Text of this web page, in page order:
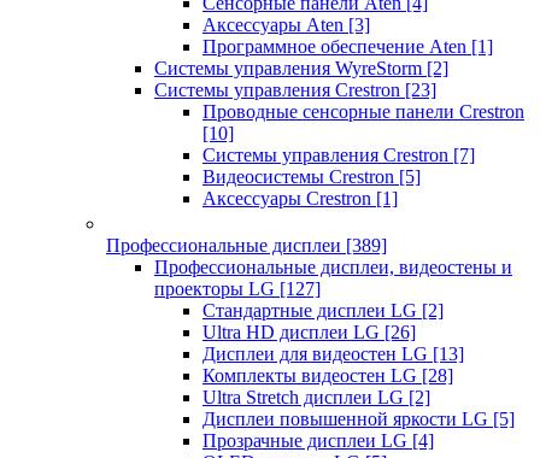
Аксессуары Aten [3]
Программное обеспечение Aten [1]
Системы управления WyreStorm [2]
Системы управления Crestron [23]
Проводные сенсорные панели Crestron
[10]
Системы управления Crestron [7]
Видеосистемы Crestron [5]
Аксессуары Crestron [1]
Профессиональные дисплеи [389]
Профессиональные дисплеи, видеостены и
проекторы LG [127]
Стандартные дисплеи LG [2]
Ultra HD дисплеи LG [26]
Дисплеи для видеостен LG [13]
Комплекты видеостен LG [28]
Ultra Stretch дисплеи LG [2]
Дисплеи повышенной яркости LG [5]
Прозрачные дисплеи LG [4]